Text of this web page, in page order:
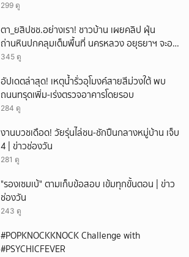
299 ดู
ตา_ยสิปชช.อย่างเรา! ชาวบ้าน เผยคลิป ฝุ่น
ถ่านหินปกคลุมเต็มพื้นที่ นครหลวง อยุธยาฯ จะอยู่
กันยังไง
345 ดู
อัปเดตล่าสุด! เหตุน้ำรั่วอุโมงค์สายสีม่วงใต้ พบ
ถนนทรุดเพิ่ม-เร่งตรวจอาคารโดยรอบ
284 ดู
งานบวชเดือด! วัยรุ่นไล่ชน-ชักปืนกลางหมู่บ้าน เจ็บ
4 | ข่าวช่องวัน
281 ดู
"รองเซมเบ้" ตามเก็บข้อสอบ เข้มทุกขั้นตอน | ข่าว
ช่องวัน
243 ดู
#POPKNOCKKNOCK Challenge with
#PSYCHICFEVER